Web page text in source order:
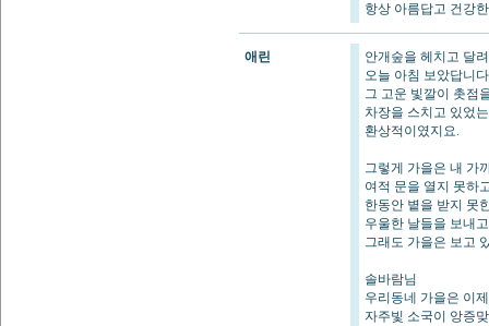
항상 아름답고 건강
애린
안개숲을 헤치고 달
오늘 아침 보았답니
그 고운 빛깔이 촛점
차장을 스치고 있었
환상적이였지요.
그렇게 가을은 내 가
여적 문을 열지 못하
한동안 볕을 받지 못
우울한 날들을 보내
그래도 가을은 보고
솔바람님
우리동네 가을은 이
자주빛 소국이 앙증